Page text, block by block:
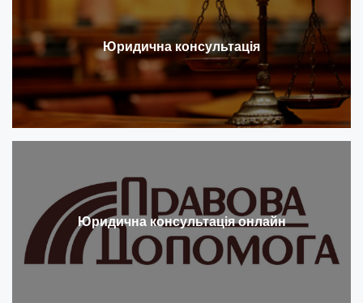
Юридична консультація
Юридична консультація онлайн